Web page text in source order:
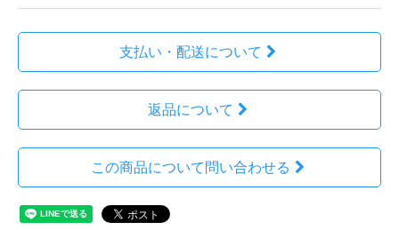
支払い・配送について
返品について
この商品について問い合わせる